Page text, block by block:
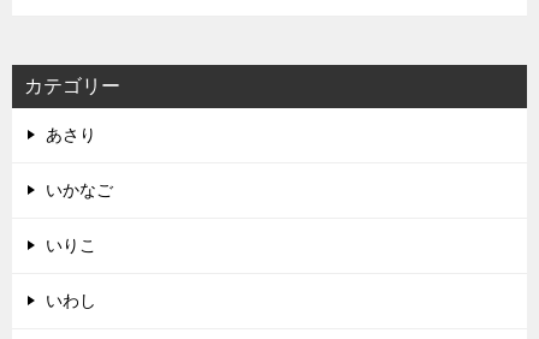
カテゴリー
あさり
いかなご
いりこ
いわし